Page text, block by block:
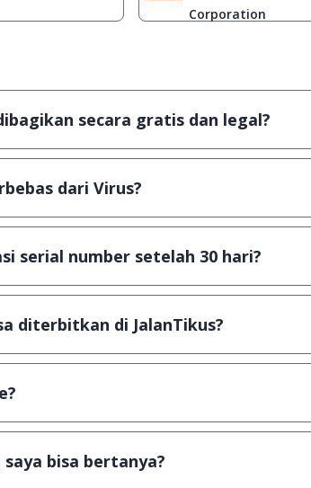
Corporation
secara gratis dan legal?
dan legal, dalam artian tidak
dari Virus?
AVG & Avast) sebelum
serial number setelah 30 hari?
yang dibagikan secara Shareware,
diterbitkan di JalanTikus?
menyertakan Nama Aplikasi/Games,
saat ini kita masih melakukan
bisa bertanya?